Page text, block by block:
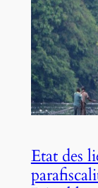
Etat des